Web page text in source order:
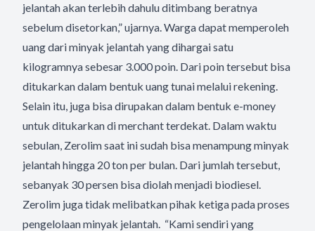
jelantah akan terlebih dahulu ditimbang beratnya
sebelum disetorkan,” ujarnya. Warga dapat memperoleh
uang dari minyak jelantah yang dihargai satu
kilogramnya sebesar 3.000 poin. Dari poin tersebut bisa
ditukarkan dalam bentuk uang tunai melalui rekening.
Selain itu, juga bisa dirupakan dalam bentuk e-money
untuk ditukarkan di merchant terdekat. Dalam waktu
sebulan, Zerolim saat ini sudah bisa menampung minyak
jelantah hingga 20 ton per bulan. Dari jumlah tersebut,
sebanyak 30 persen bisa diolah menjadi biodiesel.
Zerolim juga tidak melibatkan pihak ketiga pada proses
pengelolaan minyak jelantah. “Kami sendiri yang